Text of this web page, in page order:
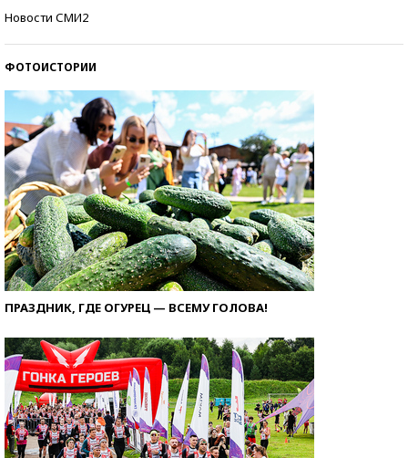
Новости СМИ2
ФОТОИСТОРИИ
ПРАЗДНИК, ГДЕ ОГУРЕЦ — ВСЕМУ ГОЛОВА!